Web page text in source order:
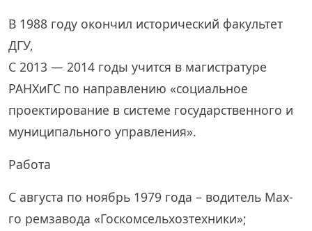
В 1988 году окончил исторический факультет
ДГУ,
С 2013 — 2014 годы учится в магистратуре
РАНХиГС по направлению «социальное
проектирование в системе государственного и
муниципального управления».
Работа
С августа по ноябрь 1979 года – водитель Мах-
го ремзавода «Госкомсельхозтехники»;